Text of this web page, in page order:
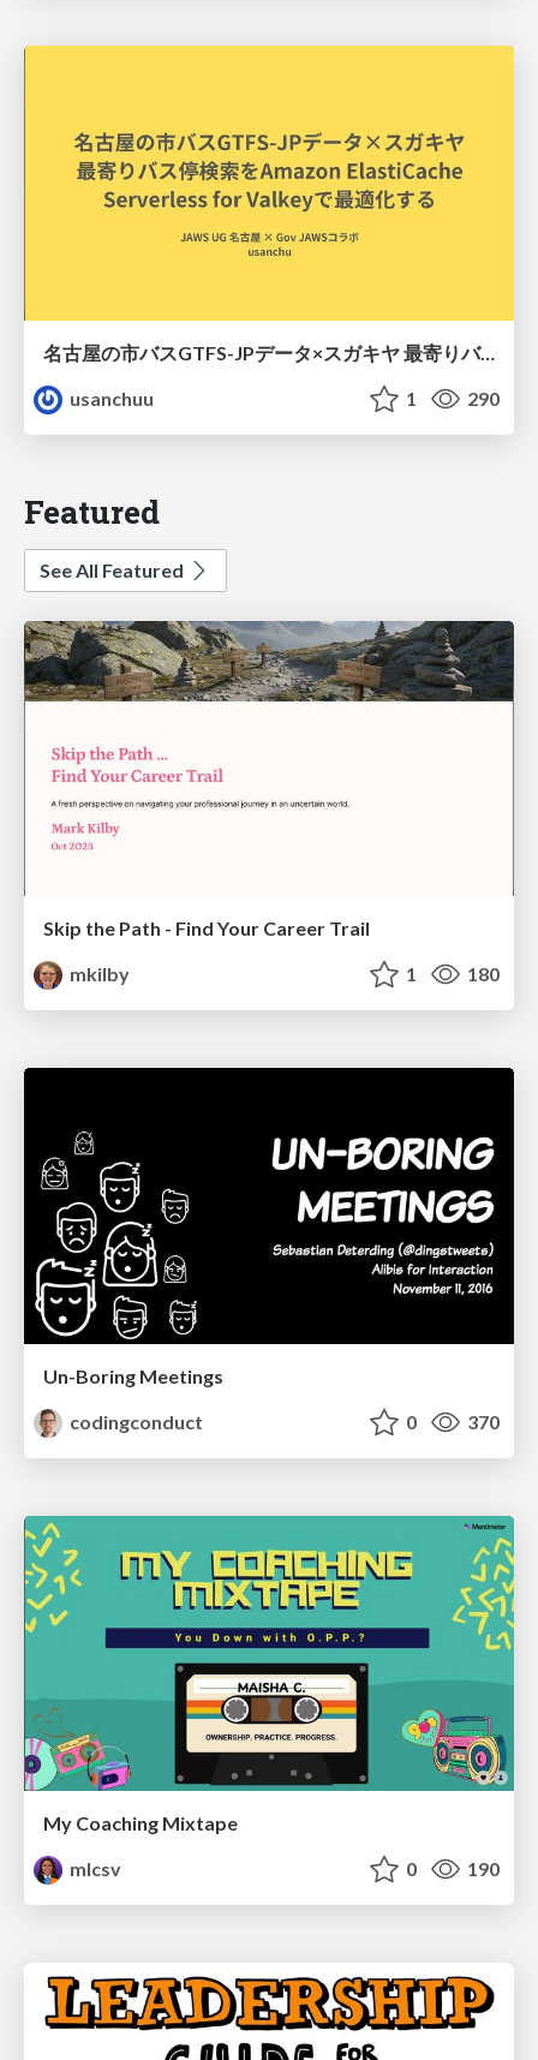
名古屋の市バスGTFS-JPデータ×スガキヤ 最寄りバス停検索をAmazon ElastiCache Serverless for Valkeyで最適化する
usanchuu
1 290
Featured
See All Featured
Skip the Path - Find Your Career Trail
mkilby
1 180
Un-Boring Meetings
codingconduct
0 370
My Coaching Mixtape
mlcsv
0 190